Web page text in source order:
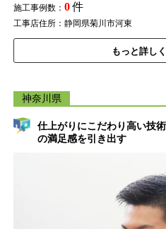
施工事例数： 0件
工事店住所：静岡県菊川市河東
もっと詳し
神奈川県
仕上がりにこだわり高い技
の満足感を引き出す